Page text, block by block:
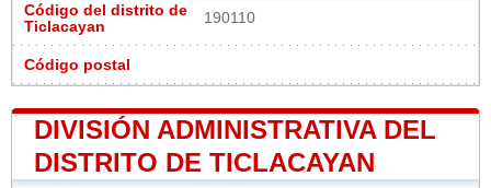
Código del distrito de
Ticlacayan
190110
Código postal
DIVISIÓN ADMINISTRATIVA DEL
DISTRITO DE TICLACAYAN